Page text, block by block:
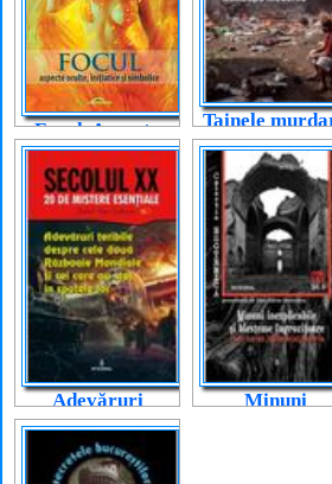
Focul. Aspecte
oculte, inițiatice
și simbolice
Tainele
ale unor
care au
civilizația
modernă
Adevăruri
teribile despre
cele două
Războaie
Minuni